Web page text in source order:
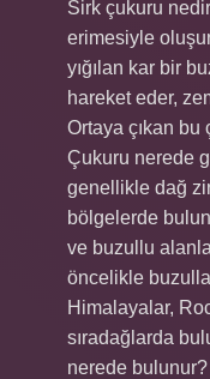
Sirk çukuru
erimesiyle
yığılan kar bir
hareket eder,
Ortaya çıkan
Çukuru nerede
genellikle dağ
bölgelerde
ve buzullu
öncelikle
Himalayalar,
sıradağlarda
nerede bulunur?